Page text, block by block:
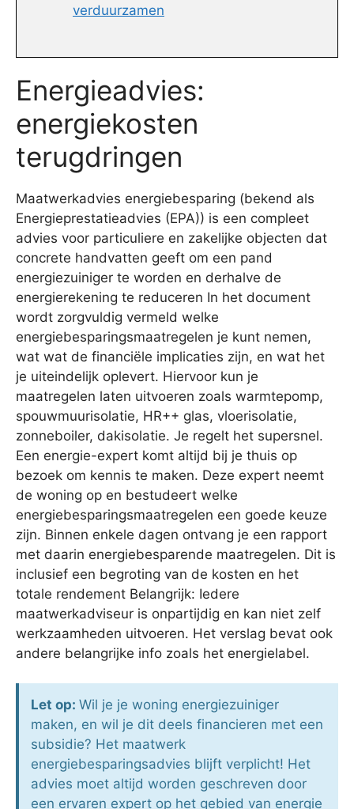
verduurzamen
Energieadvies:
energiekosten
terugdringen
Maatwerkadvies energiebesparing (bekend als
Energieprestatieadvies (EPA)) is een compleet
advies voor particuliere en zakelijke objecten dat
concrete handvatten geeft om een pand
energiezuiniger te worden en derhalve de
energierekening te reduceren In het document
wordt zorgvuldig vermeld welke
energiebesparingsmaatregelen je kunt nemen,
wat wat de financiële implicaties zijn, en wat het
je uiteindelijk oplevert. Hiervoor kun je
maatregelen laten uitvoeren zoals warmtepomp,
spouwmuurisolatie, HR++ glas, vloerisolatie,
zonneboiler, dakisolatie. Je regelt het supersnel.
Een energie-expert komt altijd bij je thuis op
bezoek om kennis te maken. Deze expert neemt
de woning op en bestudeert welke
energiebesparingsmaatregelen een goede keuze
zijn. Binnen enkele dagen ontvang je een rapport
met daarin energiebesparende maatregelen. Dit is
inclusief een begroting van de kosten en het
totale rendement Belangrijk: Iedere
maatwerkadviseur is onpartijdig en kan niet zelf
werkzaamheden uitvoeren. Het verslag bevat ook
andere belangrijke info zoals het energielabel.
Let op: Wil je je woning energiezuiniger
maken, en wil je dit deels financieren met een
subsidie? Het maatwerk
energiebesparingsadvies blijft verplicht! Het
advies moet altijd worden geschreven door
een ervaren expert op het gebied van energie